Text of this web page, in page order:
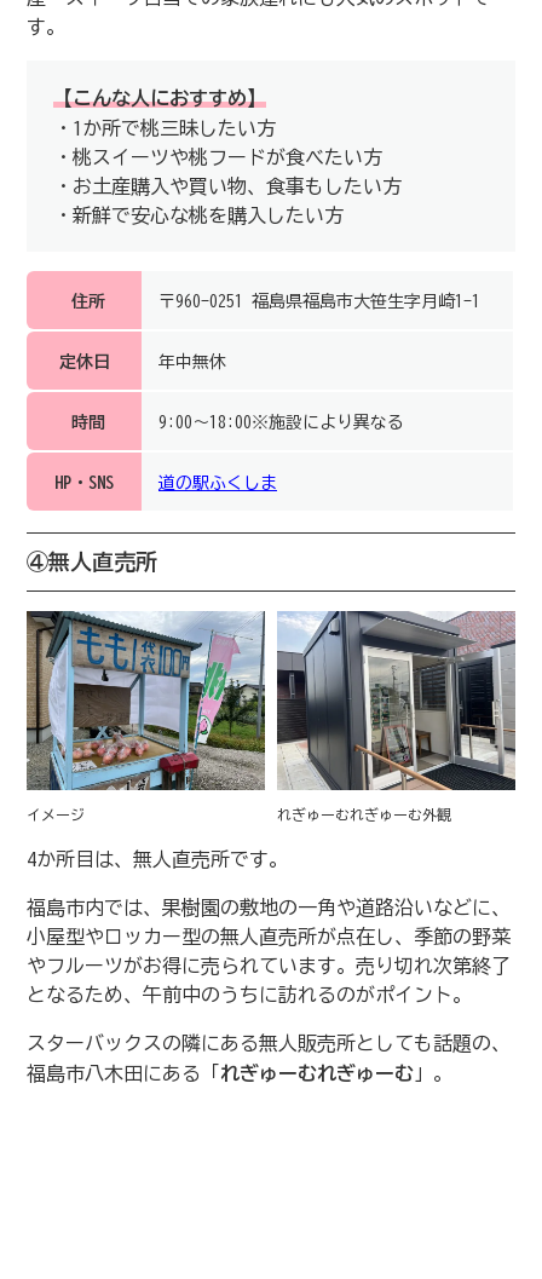
す。
【こんな人におすすめ】
・1か所で桃三昧したい方
・桃スイーツや桃フードが食べたい方
・お土産購入や買い物、食事もしたい方
・新鮮で安心な桃を購入したい方
住所 〒960-0251 福島県福島市大笹生字月崎1-1
定休日 年中無休
時間 9:00～18:00※施設により異なる
HP・SNS 道の駅ふくしま
④無人直売所
イメージ れぎゅーむれぎゅーむ外観
4か所目は、無人直売所です。
福島市内では、果樹園の敷地の一角や道路沿いなどに、
小屋型やロッカー型の無人直売所が点在し、季節の野菜
やフルーツがお得に売られています。売り切れ次第終了
となるため、午前中のうちに訪れるのがポイント。
スターバックスの隣にある無人販売所としても話題の、
福島市八木田にある「 れぎゅーむれぎゅーむ 」。